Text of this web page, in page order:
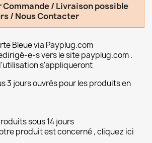
Commande / Livraison possible
/ Nous Contacter
Bleue via Payplug.com
e-s vers le site payplug.com .
s'appliqueront
3 jours ouvrés pour les produits en
sous 14 jours
produit est concerné , cliquez ici